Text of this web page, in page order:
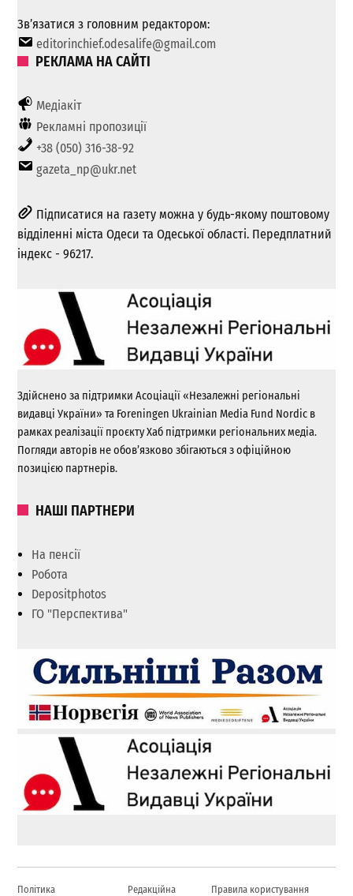
Зв’язатися з головним редактором:
editorinchief.odesalife@gmail.com
РЕКЛАМА НА САЙТІ
Медіакіт
Рекламні пропозиції
+38 (050) 316-38-92
gazeta_np@ukr.net
Підписатися на газету можна у будь-якому поштовому
відділенні міста Одеси та Одеської області. Передплатний
індекс - 96217.
Здійснено за підтримки Асоціації «Незалежні регіональні
видавці України» та Foreningen Ukrainian Media Fund Nordic в
рамках реалізації проєкту Хаб підтримки регіональних медіа.
Погляди авторів не обов’язково збігаються з офіційною
позицією партнерів.
НАШІ ПАРТНЕРИ
На пенсії
Робота
Depositphotos
ГО "Перспектива"
Політика Редакційна Правила користування